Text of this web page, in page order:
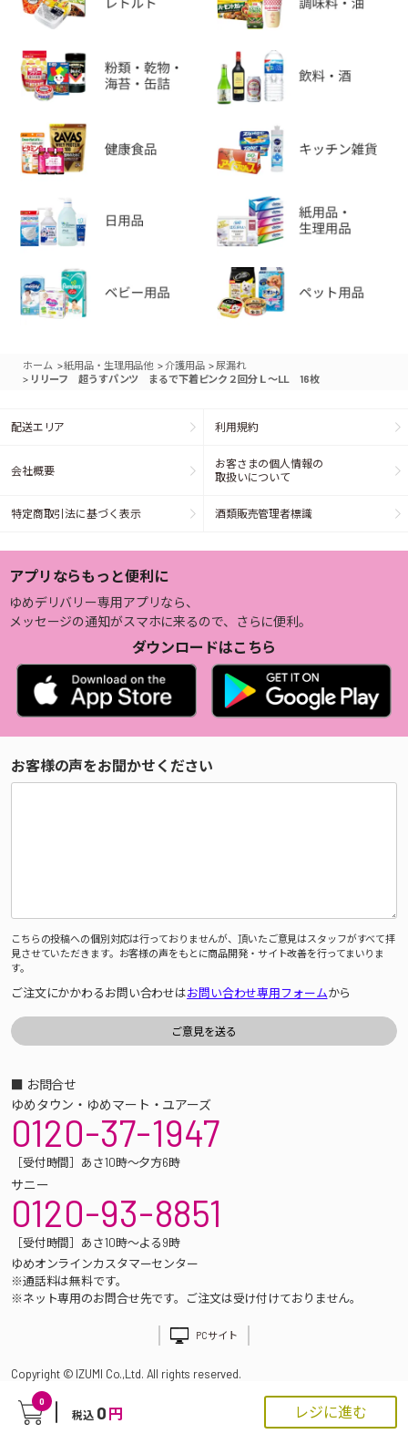
0
税込 0 円 レジに進む
ホーム >紙用品・生理用品他 >介護用品 > 尿漏れ
> リリーフ 超うすパンツ まるで下着ピンク２回分Ｌ～LL 16枚
配送エリア 利用規約
会社概要
お客さまの個人情報の
取扱いについて
特定商取引法に基づく表示 酒類販売管理者標識
アプリならもっと便利に
ゆめデリバリー専用アプリなら、
メッセージの通知がスマホに来るので、さらに便利。
ダウンロードはこちら
お客様の声をお聞かせください
こちらの投稿への個別対応は行っておりませんが、頂いたご意見はスタッフがすべて拝
見させていただきます。お客様の声をもとに商品開発・サイト改善を行ってまいりま
す。
ご注文にかかわるお問い合わせはお問い合わせ専用フォームから
■ お問合せ
ゆめタウン・ゆめマート・ユアーズ
0120-37-1947
［受付時間］あさ10時～夕方6時
サニー
0120-93-8851
［受付時間］あさ10時～よる9時
ゆめオンラインカスタマーセンター
※通話料は無料です。
※ネット専用のお問合せ先です。ご注文は受け付けておりません。
PCサイト
Copyright © IZUMI Co.,Ltd. All rights reserved.